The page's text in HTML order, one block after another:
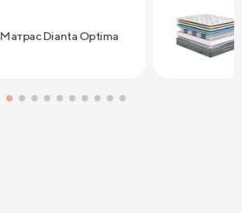
Матрас Dianta Optima
Сонум к
дня .